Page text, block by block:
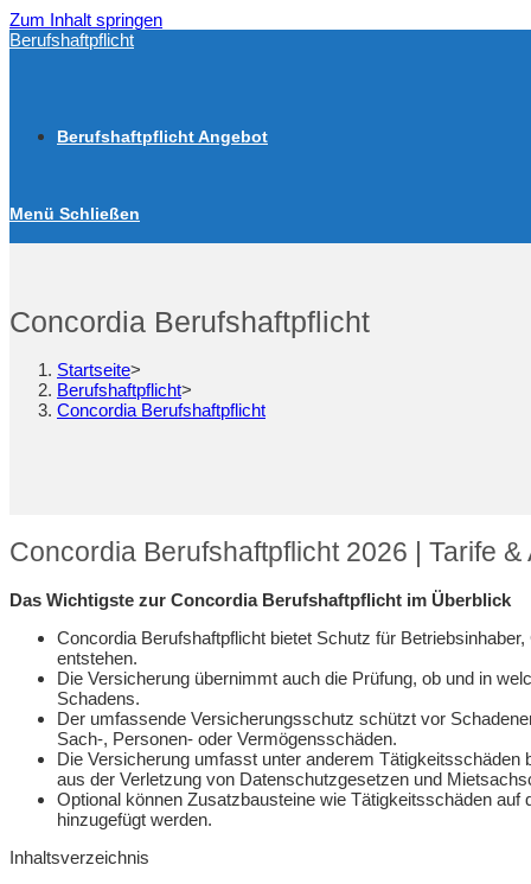
Zum Inhalt springen
Berufshaftpflicht
Berufshaftpflicht Angebot
Menü Schließen
Concordia Berufshaftpflicht
Startseite>
Berufshaftpflicht>
Concordia Berufshaftpflicht
Concordia Berufshaftpflicht 2026 | Tarife &
Das Wichtigste zur Concordia Berufshaftpflicht im Überblick
Concordia Berufshaftpflicht bietet Schutz für
entstehen.
Die Versicherung übernimmt auch die Prüfung, ob und in
Schadens.
Der umfassende Versicherungsschutz schützt vor
Sach-, Personen- oder Vermögensschäden.
Die Versicherung umfasst unter anderem
aus der Verletzung von Datenschutzgesetzen und
Optional können Zusatzbausteine wie Tätigkeitsschäden
hinzugefügt werden.
Inhaltsverzeichnis